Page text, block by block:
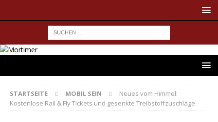
STARTSEITE MOBIL SEIN
Neues vom Himmel:
Kostenlose Rail & Fly Tickets und gesenkte Treibstoffzuschläge